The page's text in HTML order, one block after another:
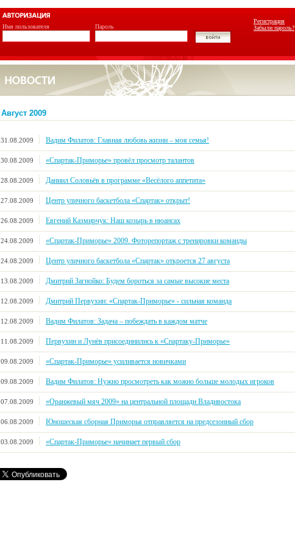
Регистрация
Забыли пароль?
Имя пользователя Пароль
Август 2009
31.08.2009 Вадим Филатов: Главная любовь жизни – моя семья!
30.08.2009 «Спартак-Приморье» провёл просмотр талантов
28.08.2009 Даниил Соловьёв в программе «Весёлого аппетита»
27.08.2009 Центр уличного баскетбола «Спартак» открыт!
26.08.2009 Евгений Казмирчук: Наш козырь в нюансах
24.08.2009 «Спартак-Приморье» 2009. Фоторепортаж с тренировки команды
24.08.2009 Центр уличного баскетбола «Спартак» откроется 27 августа
13.08.2009 Дмитрий Загнойко: Будем бороться за самые высокие места
12.08.2009 Дмитрий Первухин: «Спартак-Приморье» - сильная команда
12.08.2009 Вадим Филатов: Задача – побеждать в каждом матче
11.08.2009 Первухин и Лунёв присоединились к «Спартаку-Приморье»
09.08.2009 «Спартак-Приморье» усиливается новичками
09.08.2009 Вадим Филатов: Нужно просмотреть как можно больше молодых игроков
07.08.2009 «Оранжевый мяч 2009» на центральной площади Владивостока
06.08.2009 Юношеская сборная Приморья отправляется на предсезонный сбор
03.08.2009 «Спартак-Приморье» начинает первый сбор